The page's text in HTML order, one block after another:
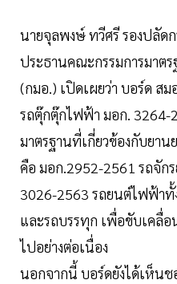
นายจุลพงษ์ ทวีศรี รองปลัด
ประธานคณะกรรมการมาต
(กมอ.) เปิดเผยว่า บอร์ด ส
รถตุ๊กตุ๊กไฟฟ้า มอก.
มาตรฐานที่เกี่ยวข้องกับยา
คือ มอก.2952-2561 รถจัก
3026-2563 รถยนต์ไฟฟ้า
และรถบรรทุก เพื่อขับเคลื่อ
ไปอย่างต่อเนื่อง
นอกจากนี้ บอร์ดยังได้เห็นช